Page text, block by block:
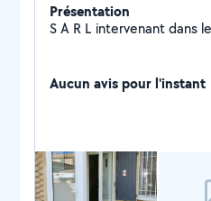
Présentation
S A R L intervenant dans
Aucun avis pour l'instant